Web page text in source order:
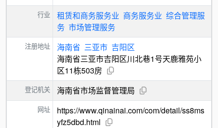
行业 租赁和商务服务业 商务服务业 综合管理服
务 市场管理服务
注册地址 海南省 三亚市 吉阳区
海南省三亚市吉阳区川北巷1号天鹿雅苑小
区11栋503房
登记机关 海南省市场监督管理局
网址
https://www.qinainai.com/com/detail/ss8ms
yfz5dbd.html